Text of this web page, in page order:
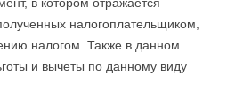
налогоплательщиком,
налогом. Также в данном
и вычеты по данному виду